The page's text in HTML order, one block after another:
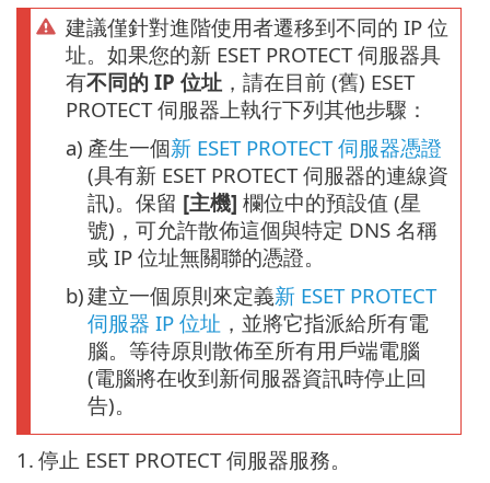
建議僅針對進階使用者遷移到不同的 IP 位
址。如果您的新 ESET PROTECT 伺服器具
有不同的 IP 位址 ，請在目前 (舊) ESET
PROTECT 伺服器上執行下列其他步驟：
a) 產生一個新 ESET PROTECT 伺服器憑證
(具有新 ESET PROTECT 伺服器的連線資
訊)。保留 [主機] 欄位中的預設值 (星
號)，可允許散佈這個與特定 DNS 名稱
或 IP 位址無關聯的憑證。
b)建立一個原則來定義新 ESET PROTECT
伺服器 IP 位址 ，並將它指派給所有電
腦。等待原則散佈至所有用戶端電腦
(電腦將在收到新伺服器資訊時停止回
告)。
1. 停止 ESET PROTECT 伺服器服務。